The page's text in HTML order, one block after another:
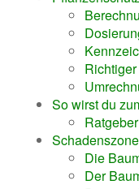
So wirst du
Ratgeber
Die
Der